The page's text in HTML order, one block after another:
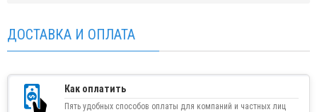
ДОСТАВКА И ОПЛАТА
Как оплатить
Пять удобных способов оплаты для компаний и частных лиц